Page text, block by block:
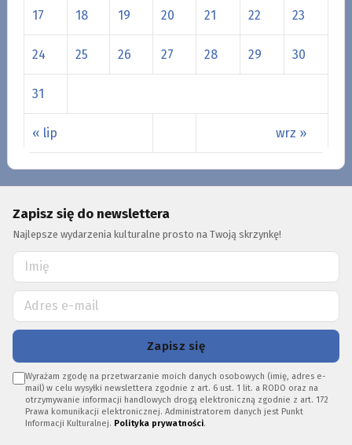
« lip wrz »
17 18 19 20 21 22 23
24 25 26 27 28 29 30
31
Zapisz się do newslettera
Najlepsze wydarzenia kulturalne prosto na Twoją skrzynkę!
Zapisz się
Wyrażam zgodę na przetwarzanie moich danych osobowych (imię, adres e-
mail) w celu wysyłki newslettera zgodnie z art. 6 ust. 1 lit. a RODO oraz na
otrzymywanie informacji handlowych drogą elektroniczną zgodnie z art. 172
Prawa komunikacji elektronicznej. Administratorem danych jest Punkt
Informacji Kulturalnej. Polityka prywatności.